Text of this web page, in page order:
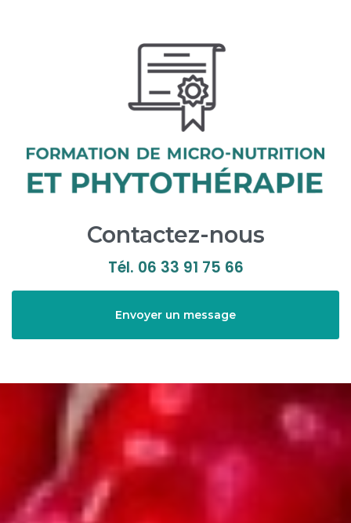
Contactez-nous
Tél. 06 33 91 75 66
Envoyer un message